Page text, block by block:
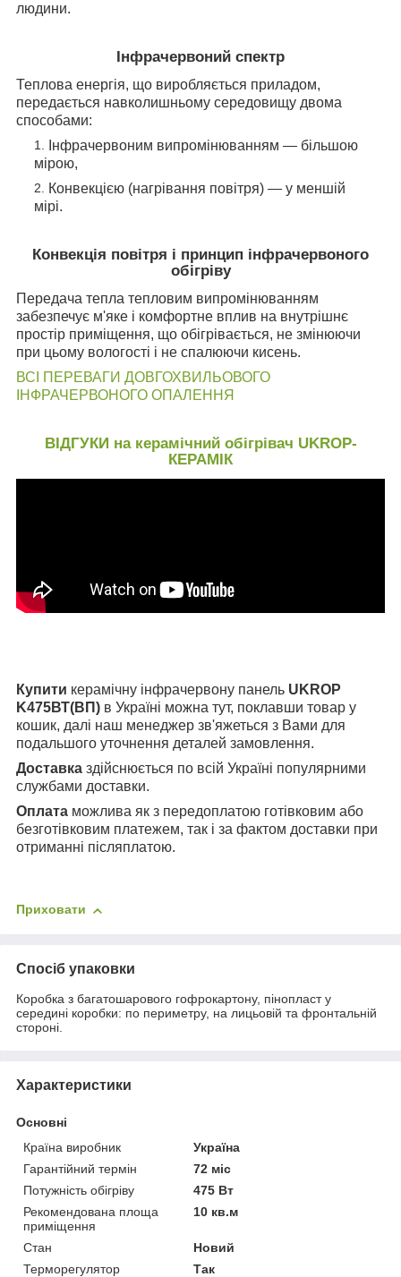
людини.
Інфрачервоний спектр
Теплова енергія, що виробляється приладом,
передається навколишньому середовищу двома
способами:
Інфрачервоним випромінюванням ― більшою
мірою,
Конвекцією (нагрівання повітря) ― у меншій
мірі.
Конвекція повітря і принцип інфрачервоного
обігріву
Передача тепла тепловим випромінюванням
забезпечує м'яке і комфортне вплив на внутрішнє
простір приміщення, що обігрівається, не змінюючи
при цьому вологості і не спалюючи кисень.
ВСІ ПЕРЕВАГИ ДОВГОХВИЛЬОВОГО
ІНФРАЧЕРВОНОГО ОПАЛЕННЯ
ВІДГУКИ на керамічний обігрівач UKROP-
КЕРАМІК
Купити керамічну інфрачервону панель UKROP
K475ВТ(ВП) в Україні можна тут, поклавши товар у
кошик, далі наш менеджер зв'яжеться з Вами для
подальшого уточнення деталей замовлення.
Доставка здійснюється по всій Україні популярними
службами доставки.
Оплата можлива як з передоплатою готівковим або
безготівковим платежем, так і за фактом доставки при
отриманні післяплатою.
Приховати
Спосіб упаковки
Коробка з багатошарового гофрокартону, пінопласт у
середині коробки: по периметру, на лицьовій та фронтальній
стороні.
Характеристики
Основні
Країна виробник
Україна
Гарантійний термін
72 міс
Потужність обігріву
475 Вт
Рекомендована площа
приміщення
10 кв.м
Стан
Новий
Терморегулятор
Так